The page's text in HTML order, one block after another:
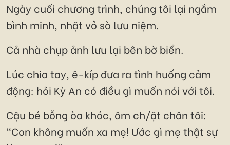
Ngày cuối chương trình, chúng tôi lại ngắm
bình minh, nhặt vỏ sò lưu niệm.
Cả nhà chụp ảnh lưu lại bên bờ biển.
Lúc chia tay, ê-kíp đưa ra tình huống cảm
động: hỏi Kỳ An có điều gì muốn nói với tôi.
Cậu bé bỗng òa khóc, ôm ch/ặt chân tôi:
"Con không muốn xa mẹ! Ước gì mẹ thật sự